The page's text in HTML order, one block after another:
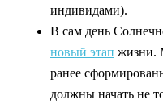
индивидами).
В сам день
новый этап жизни.
ранее
должны начать не